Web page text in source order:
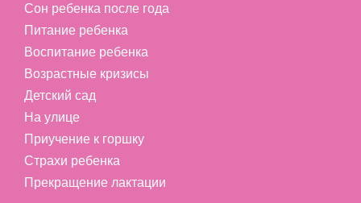
Сон ребенка после года
Питание ребенка
Воспитание ребенка
Возрастные кризисы
Детский сад
На улице
Приучение к горшку
Страхи ребенка
Прекращение лактации